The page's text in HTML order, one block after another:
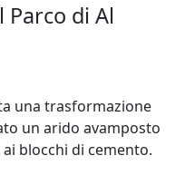
Parco di Al
una trasformazione
un arido avamposto
blocchi di cemento.